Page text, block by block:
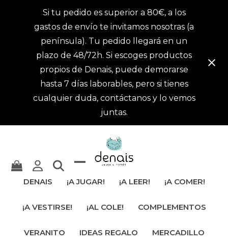
Si tu pedido es superior a 80€, a los
gastos de envío te invitamos nosotras (a
península). Tu pedido llegará en un
plazo de 48/72h. Si escoges productos
propios de Denais, puede demorarse
hasta 7 días laborables, pero si tienes
cualquier duda, contáctanos y lo vemos
juntas.
ocultar
menú
móvil
DENAIS ¡A JUGAR! ¡A LEER! ¡A COMER!
¡A VESTIRSE! ¡AL COLE! COMPLEMENTOS
VERANITO IDEAS REGALO MERCADILLO